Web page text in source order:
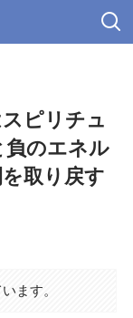
スピリチュ
負のエネル
取り戻す
ます。